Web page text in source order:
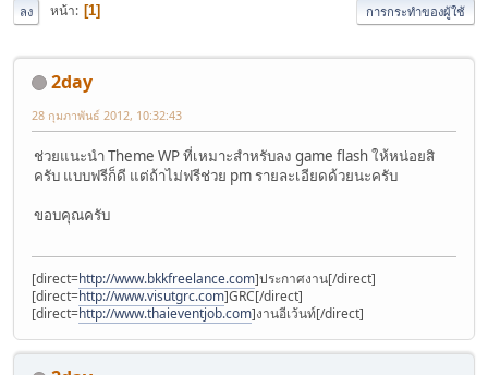
ลง หน้า 1 การกระทำของผู้ใช้
2day
28 กุมภาพันธ์ 2012, 10:32:43
ช่วยแนะนำ Theme WP ที่เหมาะสำหรับลง game flash ให้หน่อยสิ
ครับ แบบฟรีก็ดี แต่ถ้าไม่ฟรีช่วย pm รายละเอียดด้วยนะครับ
ขอบคุณครับ
[direct=http://www.bkkfreelance.com]ประกาศงาน[/direct]
[direct=http://www.visutgrc.com]GRC[/direct]
[direct=http://www.thaieventjob.com]งานอีเว้นท์[/direct]